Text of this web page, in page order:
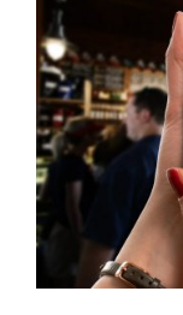
Y
M
N